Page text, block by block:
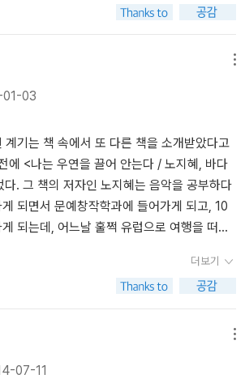
이 어떤 눈물일까? '자기가 울고 있다는 것조
…… 특별한 이유가 없지만, 또한 이 세상의
는…… 세상에서 가장 아름다운 눈물이란다.'
사람은 세상의 아픔을 함께 아파하고, 세상
사람이다. 어떤 가식도 없이 자연스럽게 흘
력은 여기에 있다. 아무 것도 모르는 아이의
니다. 순수한 눈물은 그 단계에서 더 나아가
한다. 아무 것도 모르는 상태가 아니라, 많은
신 마음 속에서 응결된 눈물이어야 한다. 그
메말라가는 세상에 살고 있는지도 모른다.
악어의 눈물처럼 형식적이고 꾸민 눈물 속에
에서부터 흘러나오는 순수한 눈물만이 아니라
러내는 눈물들조차 말라버린 세상이 아닐까
남을 의식하며 사는 세상은 행복하지 않는 세
의식해 억지로 흘리는 눈물은 말할 필요도 없
라 순수한 눈물이 아니더라도 자신의 감정에
정을 표현하고 해소하는 눈물이 필요하다.이
03
계기는 책 속에서 또 다른 책을 소개받았다고
에 <나는 우연을 끌어 안는다 / 노지혜, 바다
. 그 책의 저자인 노지혜는 음악을 공부하다
되면서 문예창작학과에 들어가게 되고, 10
되는데, 어느날 훌쩍 유럽으로 여행을 떠나
이다. 이 책에서 그녀가 문예창작학과에서 만
이다. 글쓰기의 어려움을 느끼는 그녀에게
은 한 권의 책을 건네 주는데, 그 책인 어른을
자>였다.한강은 최근에 <희랍어 시간/ 한강,
해서 많은 독자들에게 사랑을 듬뿍 받고 있는
책을 한 권도 읽지를 않았다. 그래서 더욱 작가
더보기
07-11